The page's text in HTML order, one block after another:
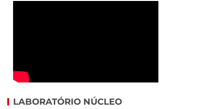
LABORATÓRIO NÚCLEO